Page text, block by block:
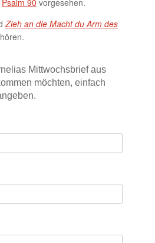
Psalm 90 vorgesehen.
Zieh an die Macht du Arm des
Mittwochsbrief aus
möchten, einfach